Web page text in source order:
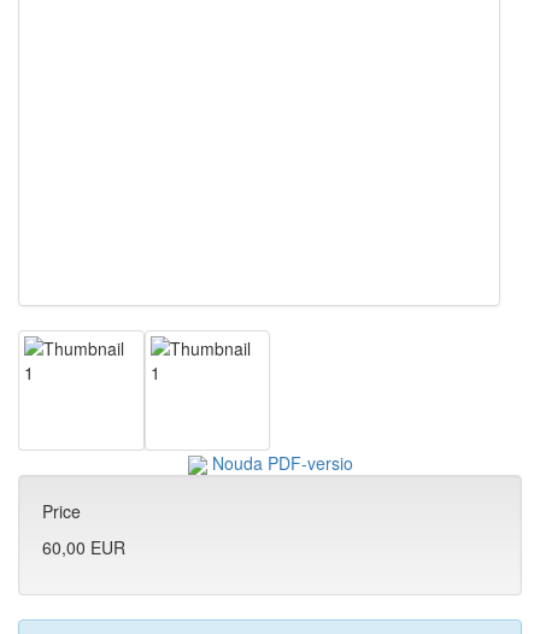
Nouda PDF-versio
Price
60,00 EUR